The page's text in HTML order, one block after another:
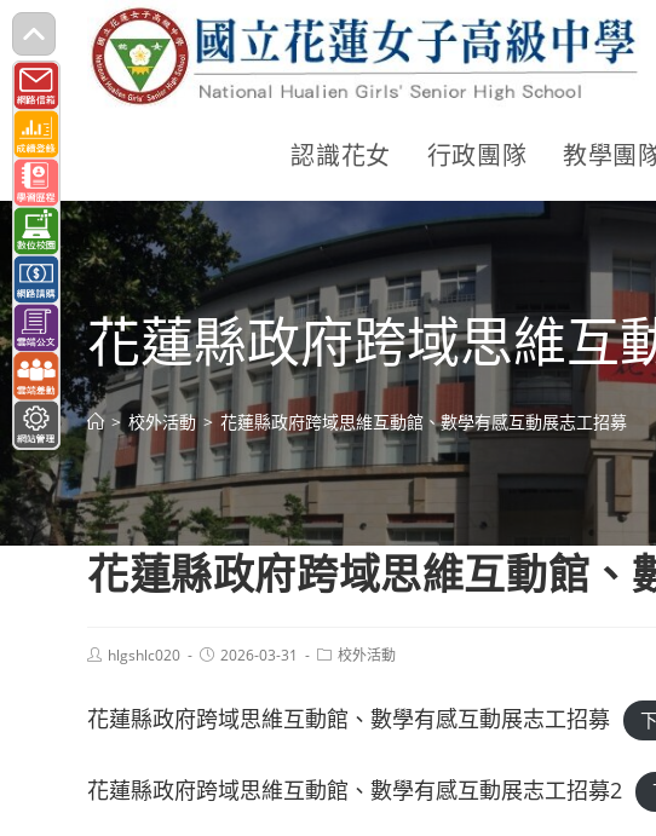
跳
轉
至
主
要
內
容
認識花女 行政團隊 教學團
花蓮縣政府跨域思維互
> 校外活動 > 花蓮縣政府跨域思維互動館、數學有感互動展志工招募
花蓮縣政府跨域思維互動館、
Posthlgshlc020
Post2026-03-31
Post校外活動
花蓮縣政府跨域思維互動館、數學有感互動展志工招募
花蓮縣政府跨域思維互動館、數學有感互動展志工招募2